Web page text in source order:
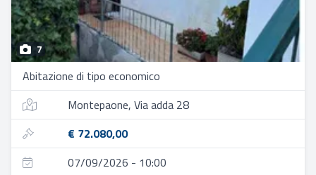
7
Abitazione di tipo economico
Montepaone, Via adda 28
€ 72.080,00
07/09/2026 - 10:00